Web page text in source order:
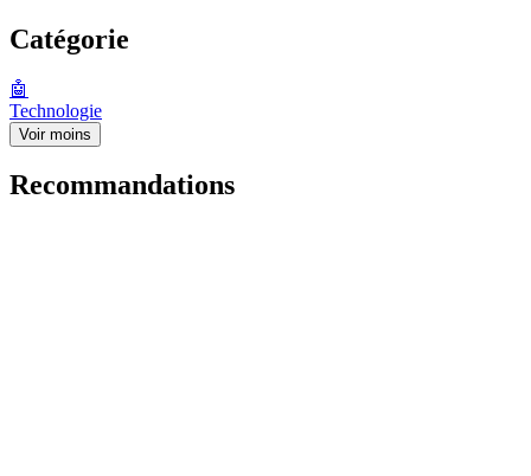
Catégorie
🤖
Technologie
Voir moins
Recommandations